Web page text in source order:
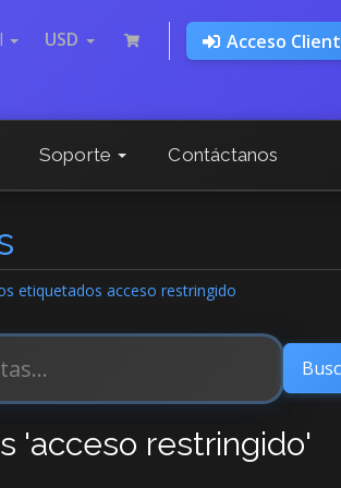
USD Acceso
Soporte Contáctanos
etiquetados acceso restringido
'acceso restringido'